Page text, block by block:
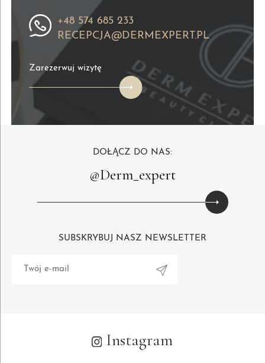
+48 574 685 233
RECEPCJA@DERMEXPERT.PL
Zarezerwuj wizytę
DOŁĄCZ DO NAS:
@Derm_expert
SUBSKRYBUJ NASZ NEWSLETTER
Instagram